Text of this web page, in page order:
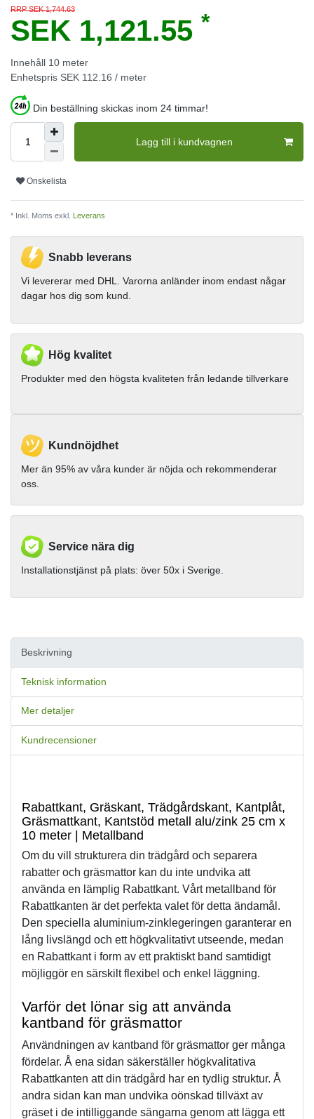
RRP SEK 1,744.63
SEK 1,121.55 *
Innehåll 10 meter
Enhetspris SEK 112.16 / meter
Din beställning skickas inom 24 timmar!
Lagg till i kundvagnen
Onskelista
* Inkl. Moms exkl. Leverans
Snabb leverans
Vi levererar med DHL. Varorna anländer inom endast någar
dagar hos dig som kund.
Hög kvalitet
Produkter med den högsta kvaliteten från ledande tillverkare
Kundnöjdhet
Mer än 95% av våra kunder är nöjda och rekommenderar
oss.
Service nära dig
Installationstjänst på plats: över 50x i Sverige.
Beskrivning
Teknisk information
Mer detaljer
Kundrecensioner
Rabattkant, Gräskant, Trädgårdskant, Kantplåt,
Gräsmattkant, Kantstöd metall alu/zink 25 cm x
10 meter | Metallband
Om du vill strukturera din trädgård och separera
rabatter och gräsmattor kan du inte undvika att
använda en lämplig Rabattkant. Vårt metallband för
Rabattkanten är det perfekta valet för detta ändamål.
Den speciella aluminium-zinklegeringen garanterar en
lång livslängd och ett högkvalitativt utseende, medan
en Rabattkant i form av ett praktiskt band samtidigt
möjliggör en särskilt flexibel och enkel läggning.
Varför det lönar sig att använda
kantband för gräsmattor
Användningen av kantband för gräsmattor ger många
fördelar. Å ena sidan säkerställer högkvalitativa
Rabattkanten att din trädgård har en tydlig struktur. Å
andra sidan kan man undvika oönskad tillväxt av
gräset i de intilliggande sängarna genom att lägga ett